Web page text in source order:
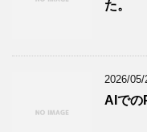
た。
2026/05/
AIで